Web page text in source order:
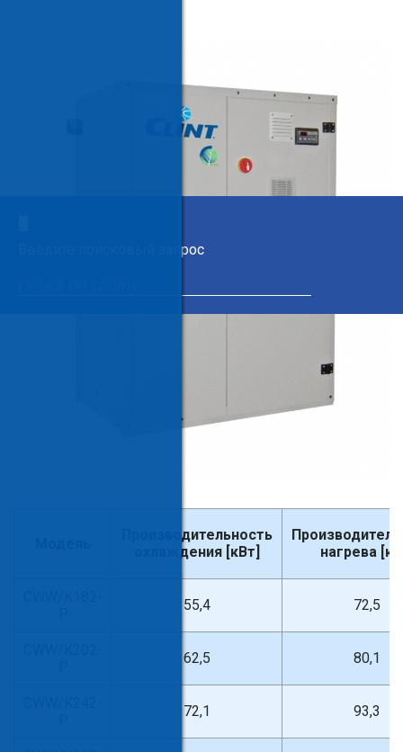
Введите поисковый запрос
Производительность
охлаждения [кВт]
нагрева
55,4 72,5
62,5 80,1
72,1 93,3